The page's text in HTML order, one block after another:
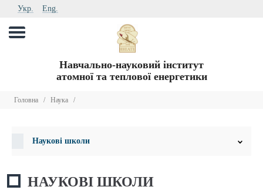
Укр. Eng.
Навчально-науковий інститут
атомної та теплової енергетики
Головна / Наука /
Наукові школи
НАУКОВІ ШКОЛИ